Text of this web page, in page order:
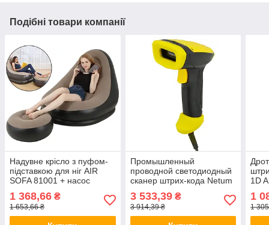
Подібні товари компанії
Надувне крісло з пуфом-
підставкою для ніг AIR
SOFA 81001 + насос
5589
1 368,66 ₴
1 653,66 ₴
Промышленный
проводной светодиодный
сканер штрих-кода Netum
1005
3 533,39₴
3 914,39 ₴
1D
1
1